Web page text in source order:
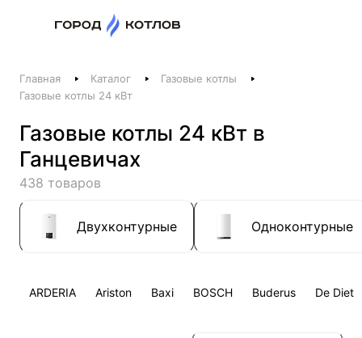
Телефоны
+375 44 511-06-41
+375 29 237-06-41
Котлы и отопление
+375 44 521-06-41
Заказать звонок
Главная Каталог
Газовые котлы
Газовые котлы 24 кВт
Газовые котлы 24 кВт в
Ганцевичах
438 товаров
Двухконтурные Одноконтурные
ARDERIA Ariston Baxi BOSCH Buderus De